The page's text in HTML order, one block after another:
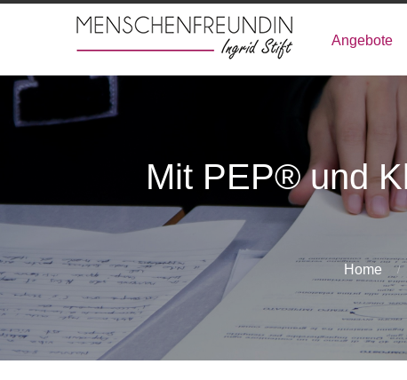
Angebote
Mit PEP® und
Home